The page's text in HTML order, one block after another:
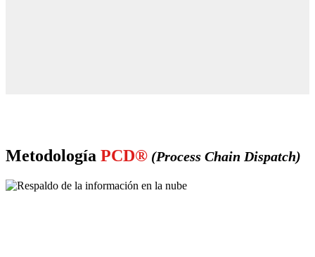
Metodología PCD® (Process Chain Dispatch)